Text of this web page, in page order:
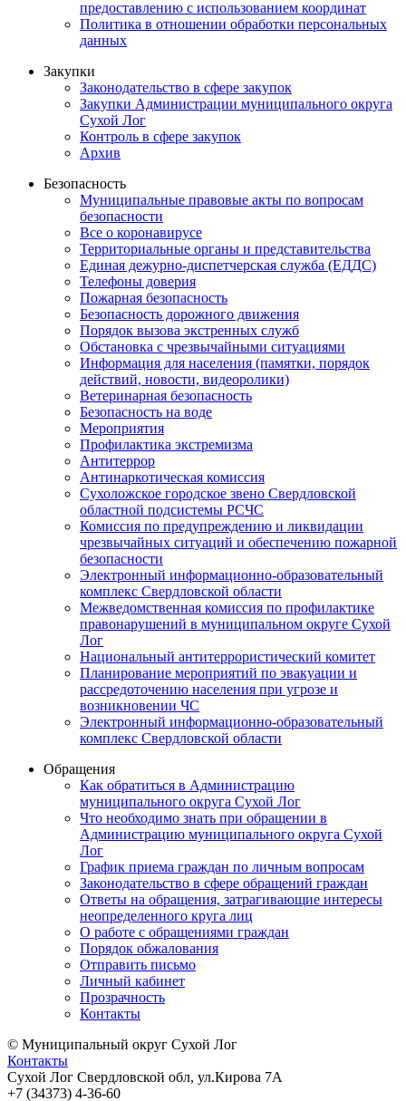
предоставлению с использованием координат
Политика в отношении обработки персональных
данных
Закупки
Законодательство в сфере закупок
Закупки Администрации муниципального округа
Сухой Лог
Контроль в сфере закупок
Архив
Безопасность
Муниципальные правовые акты по вопросам
безопасности
Все о коронавирусе
Территориальные органы и представительства
Единая дежурно-диспетчерская служба (ЕДДС)
Телефоны доверия
Пожарная безопасность
Безопасность дорожного движения
Порядок вызова экстренных служб
Обстановка с чрезвычайными ситуациями
Информация для населения (памятки, порядок
действий, новости, видеоролики)
Ветеринарная безопасность
Безопасность на воде
Мероприятия
Профилактика экстремизма
Антитеррор
Антинаркотическая комиссия
Сухоложское городское звено Свердловской
областной подсистемы РСЧС
Комиссия по предупреждению и ликвидации
чрезвычайных ситуаций и обеспечению пожарной
безопасности
Электронный информационно-образовательный
комплекс Cвердловской области
Межведомственная комиссия по профилактике
правонарушений в муниципальном округе Сухой
Лог
Национальный антитеррористический комитет
Планирование мероприятий по эвакуации и
рассредоточению населения при угрозе и
возникновении ЧС
Электронный информационно-образовательный
комплекс Свердловской области
Обращения
Как обратиться в Администрацию
муниципального округа Сухой Лог
Что необходимо знать при обращении в
Администрацию муниципального округа Сухой
Лог
График приема граждан по личным вопросам
Законодательство в сфере обращений граждан
Ответы на обращения, затрагивающие интересы
неопределенного круга лиц
О работе с обращениями граждан
Порядок обжалования
Отправить письмо
Личный кабинет
Прозрачность
Контакты
© Муниципальный округ Сухой Лог
Контакты
Сухой Лог Свердловской обл, ул.Кирова 7А
+7 (34373) 4-36-60